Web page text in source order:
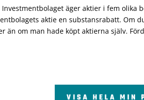
äger aktier i fem
aktie en substansrabatt.
än om man hade köpt aktierna själv.
VISA HELA MIN